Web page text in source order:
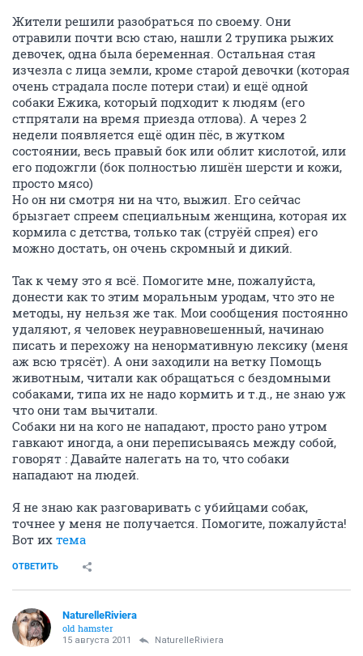
Жители решили разобраться по своему. Они
отравили почти всю стаю, нашли 2 трупика рыжих
девочек, одна была беременная. Остальная стая
изчезла с лица земли, кроме старой девочки (которая
очень страдала после потери стаи) и ещё одной
собаки Ежика, который подходит к людям (его
стпрятали на время приезда отлова). А через 2
недели появляется ещё один пёс, в жутком
состоянии, весь правый бок или облит кислотой, или
его подожгли (бок полностью лишён шерсти и кожи,
просто мясо)
Но он ни смотря ни на что, выжил. Его сейчас
брызгает спреем специальным женщина, которая их
кормила с детства, только так (струёй спрея) его
можно достать, он очень скромный и дикий.
Так к чему это я всё. Помогите мне, пожалуйста,
донести как то этим моральным уродам, что это не
методы, ну нельзя же так. Мои сообщения постоянно
удаляют, я человек неуравновешенный, начинаю
писать и перехожу на ненормативную лексику (меня
аж всю трясёт). А они заходили на ветку Помощь
животным, читали как обращаться с бездомными
собаками, типа их не надо кормить и т.д., не знаю уж
что они там вычитали.
Собаки ни на кого не нападают, просто рано утром
гавкают иногда, а они переписываясь между собой,
говорят : Давайте налегать на то, что собаки
нападают на людей.
Я не знаю как разговаривать с убийцами собак,
точнее у меня не получается. Помогите, пожалуйста!
Вот их тема
ОТВЕТИТЬ
NaturelleRiviera
old hamster
15 августа 2011 NaturelleRiviera